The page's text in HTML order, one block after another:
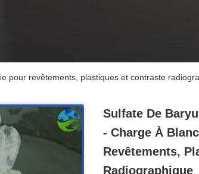
pour revêtements, plastiques et contraste
Sulfate De
- Charge À
Revêtements,
Radiographique